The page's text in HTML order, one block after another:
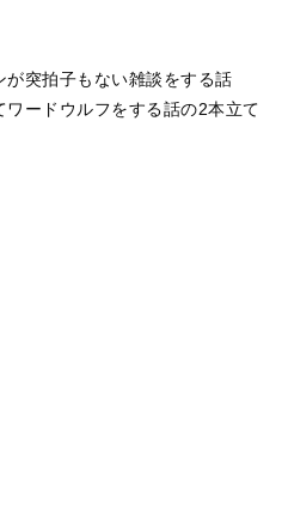
突拍子もない雑談をする話
ードウルフをする話の2本立て